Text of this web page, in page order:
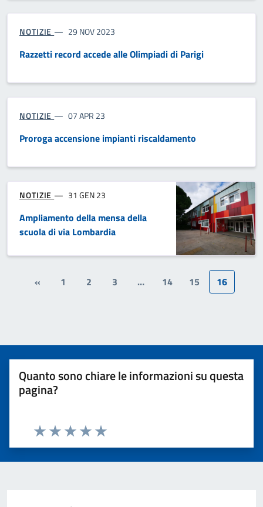
NOTIZIE 29 NOV 2023
Razzetti record accede alle Olimpiadi di Parigi
NOTIZIE 07 APR 23
Proroga accensione impianti riscaldamento
NOTIZIE 31 GEN 23
Ampliamento della mensa della
scuola di via Lombardia
« 1 2 3 … 14 15 16
Quanto sono chiare le informazioni su questa
pagina?
Valuta 5 stelle su 5
Valuta 4 stelle su 5
Valuta 3 stelle su 5
Valuta 2 stelle su 5
Valuta 1 stelle su 5